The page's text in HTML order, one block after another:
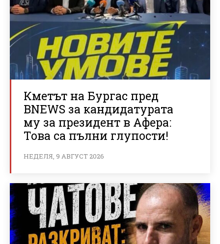
Кметът на Бургас пред
BNEWS за кандидатурата
му за президент в Афера:
Това са пълни глупости!
НЕДЕЛЯ, 9 АВГУСТ 2026